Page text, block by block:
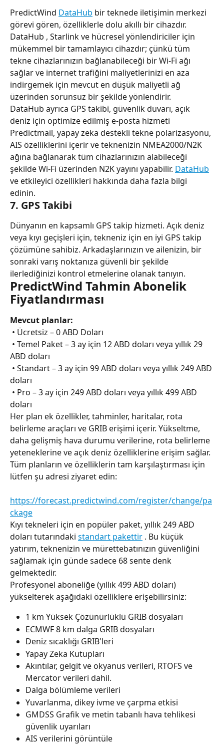
PredictWind DataHub bir teknede iletişimin merkezi
görevi gören, özelliklerle dolu akıllı bir cihazdır.
DataHub , Starlink ve hücresel yönlendiriciler için
mükemmel bir tamamlayıcı cihazdır; çünkü tüm
tekne cihazlarınızın bağlanabileceği bir Wi-Fi ağı
sağlar ve internet trafiğini maliyetlerinizi en aza
indirgemek için mevcut en düşük maliyetli ağ
üzerinden sorunsuz bir şekilde yönlendirir.
DataHub ayrıca GPS takibi, güvenlik duvarı, açık
deniz için optimize edilmiş e-posta hizmeti
Predictmail, yapay zeka destekli tekne polarizasyonu,
AIS özelliklerini içerir ve teknenizin NMEA2000/N2K
ağına bağlanarak tüm cihazlarınızın alabileceği
şekilde Wi-Fi üzerinden N2K yayını yapabilir. DataHub
ve etkileyici özellikleri hakkında daha fazla bilgi
edinin.
7. GPS Takibi
Dünyanın en kapsamlı GPS takip hizmeti. Açık deniz
veya kıyı geçişleri için, tekneniz için en iyi GPS takip
çözümüne sahibiz. Arkadaşlarınızın ve ailenizin, bir
sonraki varış noktanıza güvenli bir şekilde
ilerlediğinizi kontrol etmelerine olanak tanıyın.
PredictWind Tahmin Abonelik
Fiyatlandırması
Mevcut planlar:
• Ücretsiz – 0 ABD Doları
ABD doları
doları
doları
Her plan ek özellikler, tahminler, haritalar, rota
belirleme araçları ve GRIB erişimi içerir. Yükseltme,
daha gelişmiş hava durumu verilerine, rota belirleme
yeteneklerine ve açık deniz özelliklerine erişim sağlar.
Tüm planların ve özelliklerin tam karşılaştırması için
lütfen şu adresi ziyaret edin:
https://forecast.predictwind.com/register/change/pa
ckage
Kıyı tekneleri için en popüler paket, yıllık 249 ABD
doları tutarındaki standart pakettir . Bu küçük
yatırım, teknenizin ve mürettebatınızın güvenliğini
sağlamak için günde sadece 68 sente denk
gelmektedir.
Profesyonel aboneliğe (yıllık 499 ABD doları)
yükselterek aşağıdaki özelliklere erişebilirsiniz:
1 km Yüksek Çözünürlüklü GRIB dosyaları
ECMWF 8 km dalga GRIB dosyaları
Deniz sıcaklığı GRIB'leri
Yapay Zeka Kutupları
Akıntılar, gelgit ve okyanus verileri, RTOFS ve
Mercator verileri dahil.
Dalga bölümleme verileri
Yuvarlanma, dikey ivme ve çarpma etkisi
GMDSS Grafik ve metin tabanlı hava tehlikesi
güvenlik uyarıları
AIS verilerini görüntüle